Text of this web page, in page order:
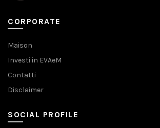
CORPORATE
Maison
Investi in EVAeM
Contatti
Disclaimer
SOCIAL PROFILE